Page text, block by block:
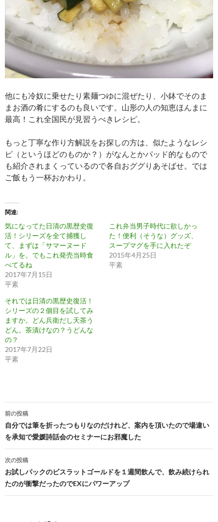
他にも冷奴に乗せたり素麺つゆに混ぜたり、小鉢でそのま
まお酒の肴にするのも良いです。山形の人の知恵ほんまに
最高！これ全国民が見習うべきレシピ。
もっと丁寧な作り方解説をお探しの方は、似たようなレシ
ピ（というほどのものか？）がなんとかパッド的なもので
も紹介されまくっているので各自おググりあそばせ。では
ご飯もう一杯おかわり。
関連
気になってた日清の黒歴史復
活！シリーズを全て捕獲し
て、まずは「サマーヌード
ル」を。でもこれ発売当時食
べてるね
2017年7月15日
平素
これ弁当男子時代に欲しかっ
た！便利（そうな）グッズ、
スープマグを手に入れたぞ
2015年4月25日
平素
それでは日清の黒歴史復活！
シリーズの２個目を試してみ
ますか。どん兵衛だし天茶う
どん。茶漬けなの？うどんな
の？
2017年7月22日
平素
投
稿
ナ
ビ
ゲ
ー
前の投稿
自分では筆を折ったつもりなのだけれど、案内を頂いたので場違い
を承知で愛媛詩話会のセミナーにお邪魔した
次の投稿
お試しパックのビスラットゴールドを１週間飲んで、飲み続けられ
たのが衝撃だったのでEXにパワーアップ